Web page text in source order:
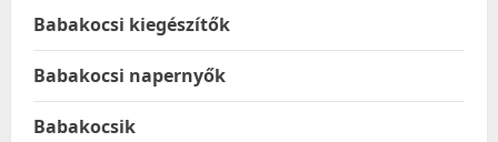
Babakocsi kiegészítők
Babakocsi napernyők
Babakocsik